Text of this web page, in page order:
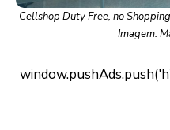
Cellshop Duty Free, no
Imagem: